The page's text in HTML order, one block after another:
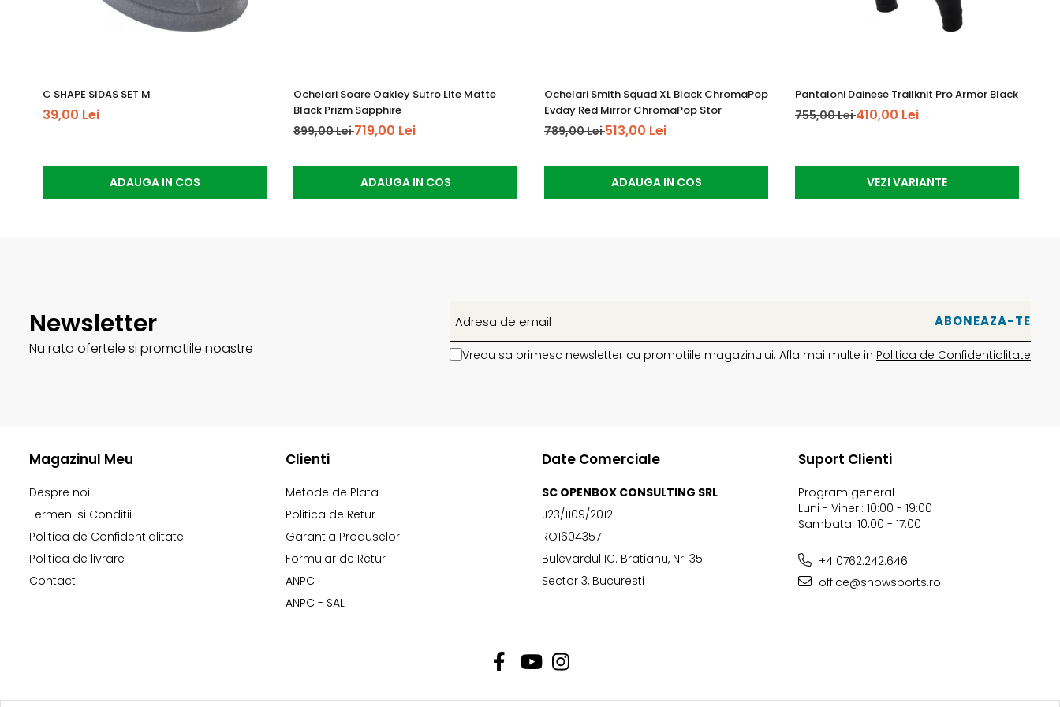
C SHAPE SIDAS SET M
39,00 Lei
ADAUGA IN COS
Ochelari Soare Oakley Sutro Lite Matte
Black Prizm Sapphire
899,00 Lei719,00 Lei
ADAUGA IN COS
Ochelari Smith Squad XL Black ChromaPop
Evday Red Mirror ChromaPop Stor
789,00 Lei513,00 Lei
ADAUGA IN COS
Pantaloni Dainese Trailknit Pro Armor Black
755,00 Lei410,00 Lei
VEZI VARIANTE
Newsletter
Nu rata ofertele si promotiile noastre Vreau sa primesc newsletter cu promotiile magazinului. Afla mai multe in Politica de Confidentialitate
Magazinul Meu
Despre noi
Termeni si Conditii
Politica de Confidentialitate
Politica de livrare
Contact
Clienti
Metode de Plata
Politica de Retur
Garantia Produselor
Formular de Retur
ANPC
ANPC - SAL
Date Comerciale
SC OPENBOX CONSULTING SRL
J23/1109/2012
RO16043571
Bulevardul IC. Bratianu, Nr. 35
Sector 3, Bucuresti
Suport Clienti
Program general
Luni - Vineri: 10:00 - 19:00
Sambata: 10:00 - 17:00
+4 0762.242.646
office@snowsports.ro